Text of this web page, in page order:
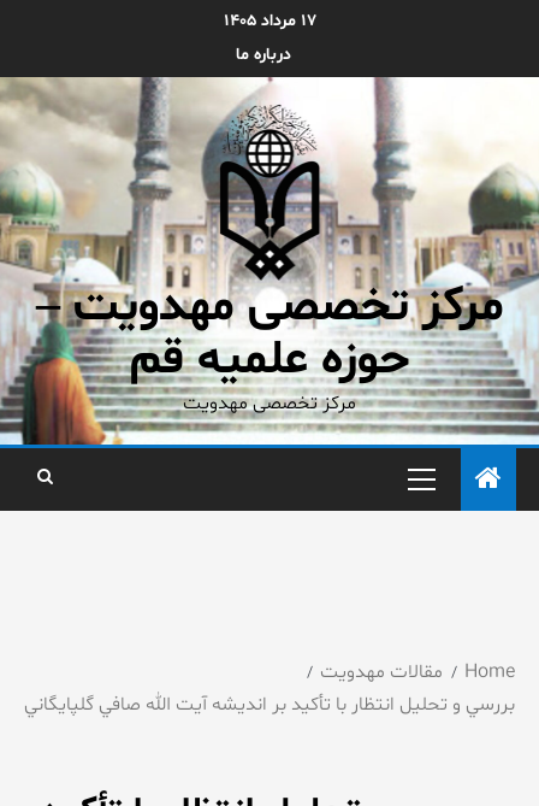
۱۷ مرداد ۱۴۰۵
درباره ما
مرکز تخصصی مهدویت –
حوزه علمیه قم
مرکز تخصصی مهدویت
Home
مقالات مهدویت
بررسي و تحليل انتظار با تأكيد بر انديشه آيت الله صافي گلپايگاني